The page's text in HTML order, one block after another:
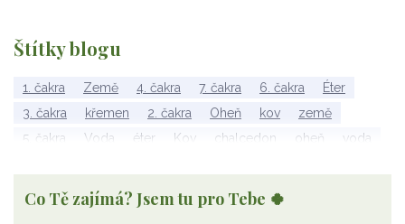
Štítky blogu
1. čakra Země 4. čakra 7. čakra 6. čakra
Éter
3. čakra
křemen 2. čakra Oheň kov
země
5. čakra
Voda éter Kov chalcedon oheň
voda
Wu Xing
apatit
Co Tě zajímá? Jsem tu pro Tebe 🍀